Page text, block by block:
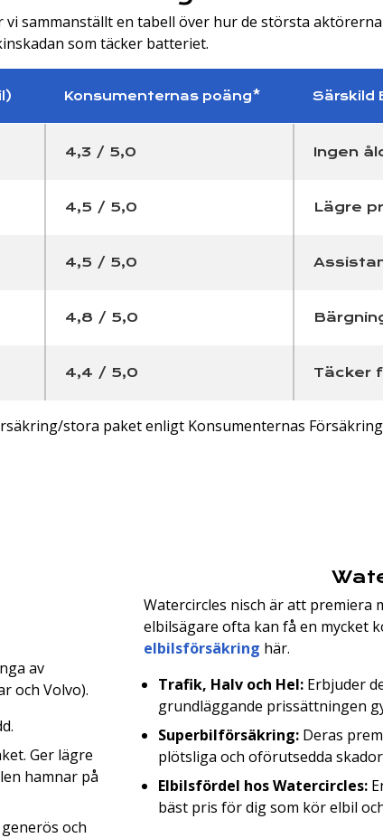
sammanställt en tabell över hur de största
som täcker batteriet.
Konsumenternas poäng* Särskild
4,3 / 5,0 Ingen
4,5 / 5,0 Lägre
4,5 / 5,0
4,8 / 5,0
4,4 / 5,0 Täcker
stora paket enligt Konsumenternas
av
och Volvo).
Ger lägre
hamnar på
och
Watercircles nisch är att
elbilsägare ofta kan få en mycket
elbilsförsäkring här.
Trafik, Halv och Hel: Erbjuder
grundläggande prissättningen
Superbilförsäkring: Deras
plötsliga och oförutsedda
Elbilsfördel hos Watercircles:
bäst pris för dig som kör elbil